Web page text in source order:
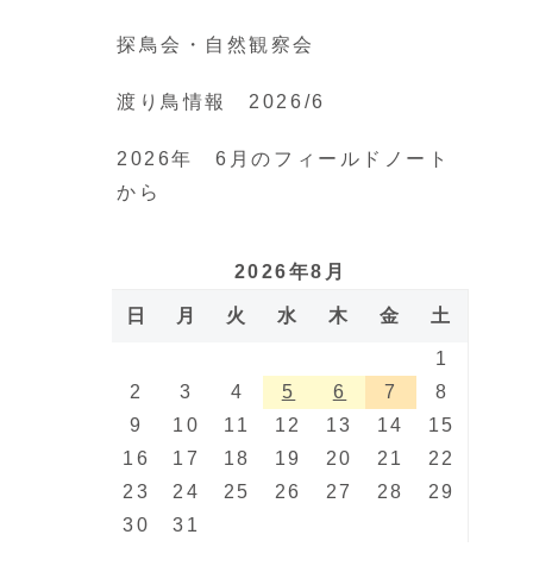
探鳥会・自然観察会
渡り鳥情報 2026/6
2026年 6月のフィールドノート
から
2026年8月
日 月 火 水 木 金 土
1
2
3 4 5 6 7
8
9
10 11 12 13 14
15
16
17 18 19 20 21
22
23
24 25 26 27 28
29
30
31